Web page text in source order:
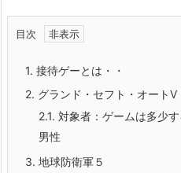
目次
1. 接待ゲーとは・・
2. グランド・セフト・オートV
2.1. 対象者：ゲームは多少
男性
3. 地球防衛軍５